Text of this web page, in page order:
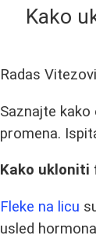
Kako
Radas
Saznajte
promena.
Kako ukloniti
Fleke na licu
usled